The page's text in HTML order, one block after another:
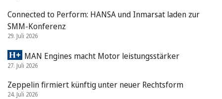
Connected to Perform: HANSA und Inmarsat laden zur
SMM-Konferenz
29. Juli 2026
MAN Engines macht Motor leistungsstärker
27. Juli 2026
Zeppelin firmiert künftig unter neuer Rechtsform
24. Juli 2026